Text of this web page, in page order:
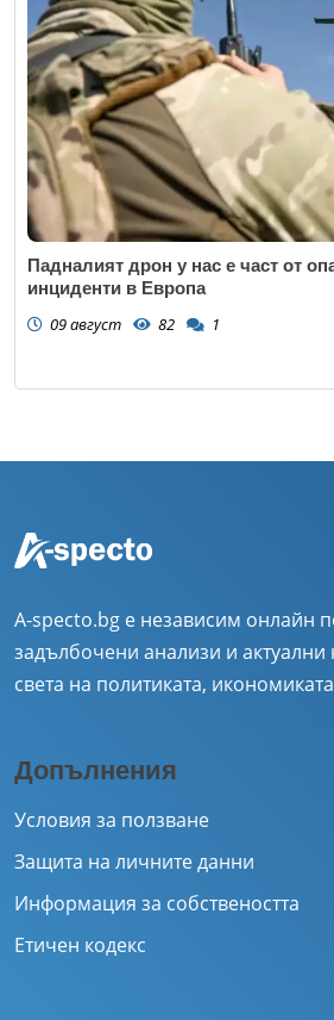
Падналият дрон у нас е част от
инциденти в Европа
09 август 82 1
A-specto.bg е независим онлайн
задълбочени анализи и актуални
света на политиката,
Допълнения
Условия за ползване
Защита на личните данни
Информация за собствеността
Етичен кодекс